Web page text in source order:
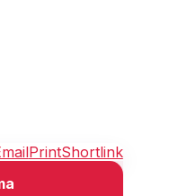
PrintShortlink